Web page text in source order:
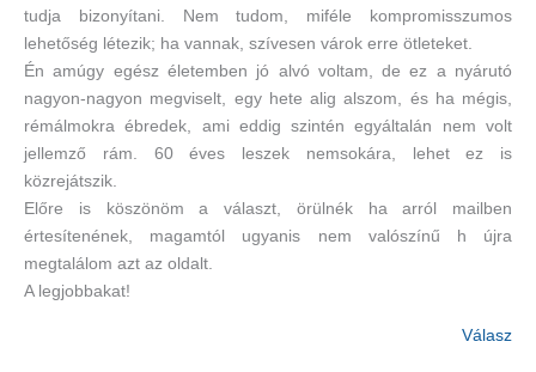
tudja bizonyítani. Nem tudom, miféle kompromisszumos
lehetőség létezik; ha vannak, szívesen várok erre ötleteket.
Én amúgy egész életemben jó alvó voltam, de ez a nyárutó
nagyon-nagyon megviselt, egy hete alig alszom, és ha mégis,
rémálmokra ébredek, ami eddig szintén egyáltalán nem volt
jellemző rám. 60 éves leszek nemsokára, lehet ez is
közrejátszik.
Előre is köszönöm a választ, örülnék ha arról mailben
értesítenének, magamtól ugyanis nem valószínű h újra
megtalálom azt az oldalt.
A legjobbakat!
Válasz